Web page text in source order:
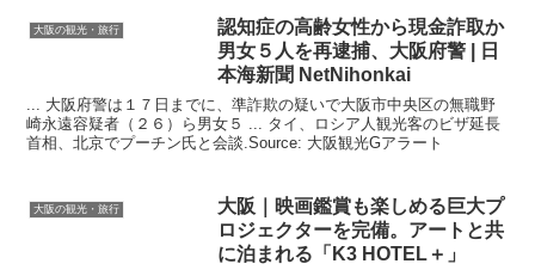
大阪の観光・旅行
認知症の高齢女性から現金詐取か
男女５人を再逮捕、 大阪府警 | 日
本海新聞 NetNihonkai
... 大阪府警は１７日までに、準詐欺の疑いで大阪市中央区の無職野
崎永遠容疑者（２６）ら男女５ ... タイ、ロシア人観光客のビザ延長
首相、北京でプーチン氏と会談.Source: 大阪観光Gアラート
大阪の観光・旅行 大阪 ｜映画鑑賞も楽しめる巨大プ
ロジェクターを完備。アートと共
に泊まれる「K3 HOTEL＋」